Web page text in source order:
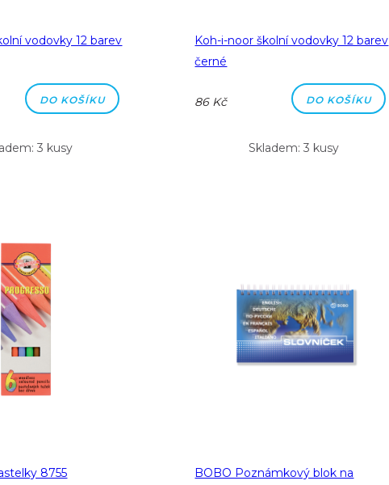
vodovky 12 barev
DO KOŠÍKU
3 kusy
Koh-i-noor školní vodovky 12 barev
černé
86 Kč DO KOŠÍKU
Skladem: 3 kusy
8755
BOBO Poznámkový blok na